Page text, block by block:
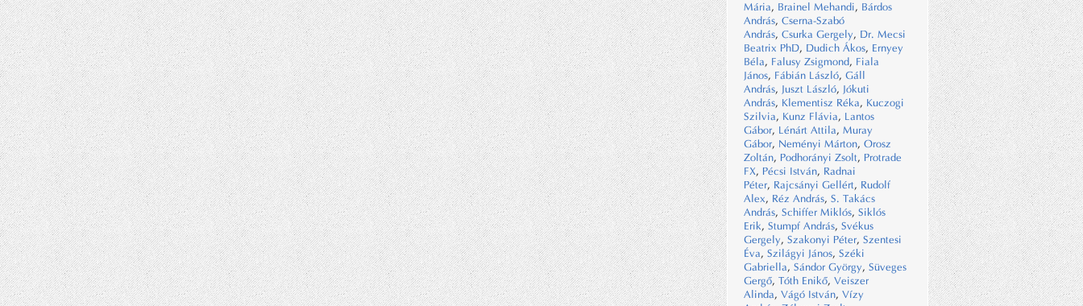
Mária, Brainel Mehandi, Bárdos
András, Cserna-Szabó
András, Csurka Gergely, Dr. Mecsi
Beatrix PhD, Dudich Ákos, Ernyey
Béla, Falusy Zsigmond, Fiala
János, Fábián László, Gáll
András, Juszt László, Jókuti
András, Klementisz Réka, Kuczogi
Szilvia, Kunz Flávia, Lantos
Gábor, Lénárt Attila, Muray
Gábor, Neményi Márton, Orosz
Zoltán, Podhorányi Zsolt, Protrade
FX, Pécsi István, Radnai
Péter, Rajcsányi Gellért, Rudolf
Alex, Réz András, S. Takács
András, Schiffer Miklós, Siklós
Erik, Stumpf András, Svékus
Gergely, Szakonyi Péter, Szentesi
Éva, Szilágyi János, Széki
Gabriella, Sándor György, Süveges
Gergő, Tóth Enikő, Veiszer
Alinda, Vágó István, Vízy